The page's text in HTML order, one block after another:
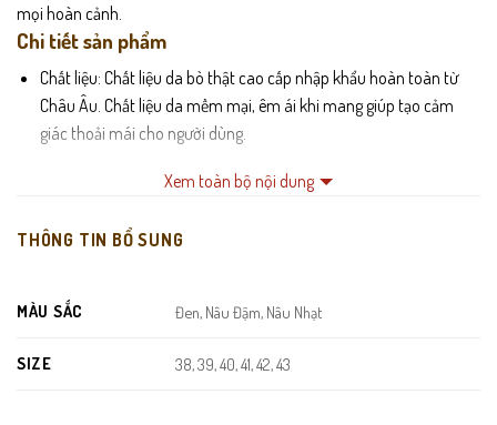
mọi hoàn cảnh.
Chi tiết sản phẩm
Chất liệu: Chất liệu da bò thật cao cấp nhập khẩu hoàn toàn từ
Châu Âu. Chất liệu da mềm mại, êm ái khi mang giúp tạo cảm
giác thoải mái cho người dùng.
Bo viền giày được may chắc chắn với form giày ôm chân hiện đại
Đế cao su chống trơn trượt, đảm bảo an toàn khi đi lại trên mọi
Đường may tỉ mỉ, chắc chắn cao tạo nên sự bền bỉ cho sản phẩm.
Xem toàn bộ nội dung
THÔNG TIN BỔ SUNG
MÀU SẮC Đen, Nâu Đậm, Nâu Nhạt
SIZE 38, 39, 40, 41, 42, 43